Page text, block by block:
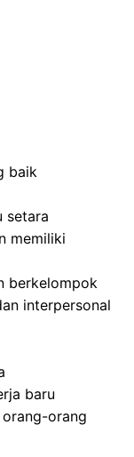
baik
setara
memiliki
berkelompok
interpersonal
baru
orang-orang